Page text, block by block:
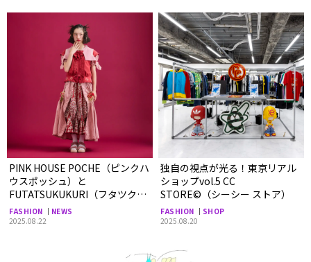
PINK HOUSE POCHE（ピンクハ
ウスポッシュ）と
FUTATSUKUKURI（フタツクク
リ）のコラボレーションアイテ
ムが発売！
FASHION
NEWS
2025.08.22
独自の視点が光る！東京リアル
ショップvol.5 CC
STORE©︎（シーシー ストア）
FASHION
SHOP
2025.08.20